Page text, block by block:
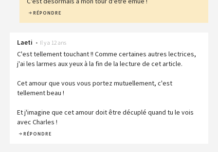
RÉPONDRE
Laeti • Il y a 12 ans
C'est tellement touchant !! Comme certaines autres lectrices,
j'ai les larmes aux yeux à la fin de la lecture de cet article.
Cet amour que vous vous portez mutuellement, c'est
tellement beau !
Et j'imagine que cet amour doit être décuplé quand tu le vois
avec Charles !
RÉPONDRE